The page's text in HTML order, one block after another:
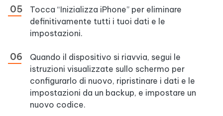
Tocca “Inizializza iPhone” per eliminare
definitivamente tutti i tuoi dati e le
impostazioni.
Quando il dispositivo si riavvia, segui le
istruzioni visualizzate sullo schermo per
configurarlo di nuovo, ripristinare i dati e le
impostazioni da un backup, e impostare un
nuovo codice.